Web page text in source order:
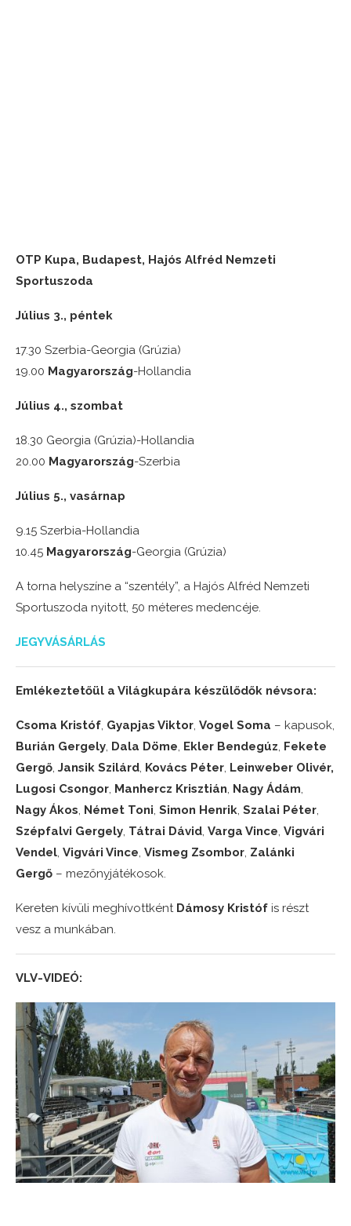
OTP Kupa, Budapest, Hajós Alfréd Nemzeti
Sportuszoda
Július 3., péntek
17.30 Szerbia-Georgia (Grúzia)
19.00 Magyarország-Hollandia
Július 4., szombat
18.30 Georgia (Grúzia)-Hollandia
20.00 Magyarország-Szerbia
Július 5., vasárnap
9.15 Szerbia-Hollandia
10.45 Magyarország-Georgia (Grúzia)
A torna helyszíne a “szentély”, a Hajós Alfréd Nemzeti
Sportuszoda nyitott, 50 méteres medencéje.
JEGYVÁSÁRLÁS
Emlékeztetőül a Világkupára készülődők névsora:
Csoma Kristóf, Gyapjas Viktor, Vogel Soma – kapusok,
Burián Gergely, Dala Döme, Ekler Bendegúz, Fekete
Gergő, Jansik Szilárd, Kovács Péter, Leinweber Olivér,
Lugosi Csongor, Manhercz Krisztián, Nagy Ádám,
Nagy Ákos, Német Toni, Simon Henrik, Szalai Péter,
Szépfalvi Gergely, Tátrai Dávid, Varga Vince, Vigvári
Vendel, Vigvári Vince, Vismeg Zsombor, Zalánki
Gergő – mezőnyjátékosok.
Kereten kívüli meghívottként Dámosy Kristóf is részt
vesz a munkában.
VLV-VIDEÓ: